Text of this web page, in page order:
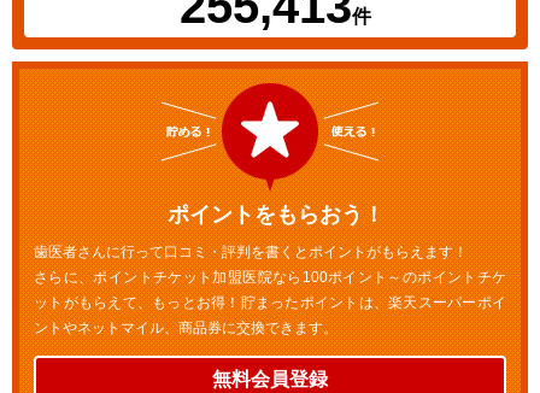
件
ポイントをもらおう！
歯医者さんに行って口コミ・評判を書くとポイントがもらえます！
さらに、ポイントチケット加盟医院なら100ポイント～のポイントチケ
ットがもらえて、もっとお得！貯まったポイントは、楽天スーパーポイ
ントやネットマイル、商品券に交換できます。
無料会員登録